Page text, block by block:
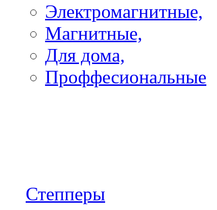
Электромагнитные,
Магнитные,
Для дома,
Проффесиональные
Степперы